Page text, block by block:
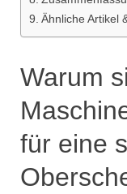
Ähnliche Artikel
Warum
für eine